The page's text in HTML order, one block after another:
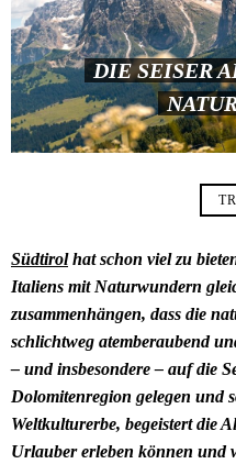
DIE SEISER
Südtirolhat schon viel zu
Italiens mit Naturwundern
zusammenhängen, dass die
schlichtweg atemberaubend
– und insbesondere – auf die
Dolomitenregion gelegen und
Weltkulturerbe, begeistert die
Urlauber erleben können und